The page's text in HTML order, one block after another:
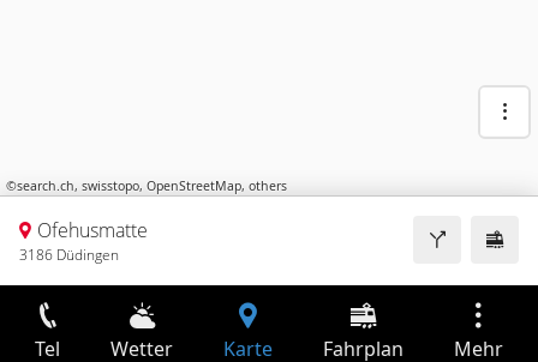
©search.ch, swisstopo, OpenStreetMap, others
Ofehusmatte
3186 Düdingen
Tel Wetter Karte Fahrplan Mehr